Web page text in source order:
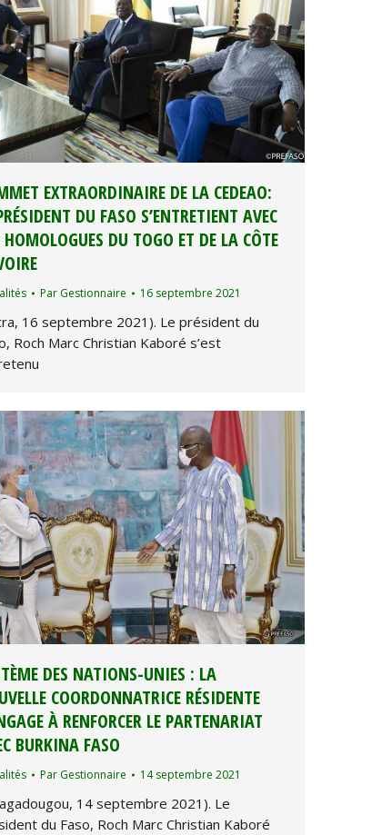
EXTRAORDINAIRE DE LA CEDEAO:
DU FASO S’ENTRETIENT AVEC
HOMOLOGUES DU TOGO ET DE LA CÔTE
Par Gestionnaire 16 septembre 2021
16 septembre 2021). Le président du
Roch Marc Christian Kaboré s’est
DES NATIONS-UNIES : LA
COORDONNATRICE RÉSIDENTE
À RENFORCER LE PARTENARIAT
BURKINA FASO
Par Gestionnaire 14 septembre 2021
14 septembre 2021). Le
du Faso, Roch Marc Christian Kaboré